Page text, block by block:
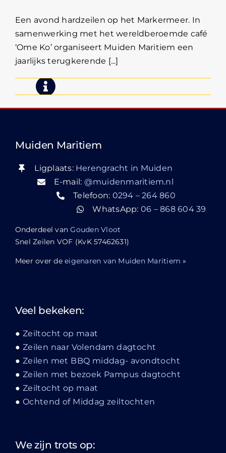
Een avond hardzeilen op het Markermeer. In
samenwerking met het wereldberoemde café
‘Ome Ko’ organiseert Muiden Maritiem een
jaarlijks terugkerende [...]
Muiden Maritiem
Ligplaats: Herengracht in Muiden
E-mail: @muidenmaritiem.nl
Telefoon: 0294 – 264 860
WhatsApp: 06 – 868 604 39
Onderdeel vanGouden Vloot
Snel Zeilen VOF (KvK 57462631)
Meer over deeigenaren van Muiden Maritiem »
Veel bekeken:
Zeiltocht op maat
Zeilen naar Volendam dagtocht
Zeilen met BBQ middag- avondtocht
Zeilen met bezoek Pampus dagtocht
Zeiltocht op maat
Ochtend of Middag zeiltochten
We zijn trots op: